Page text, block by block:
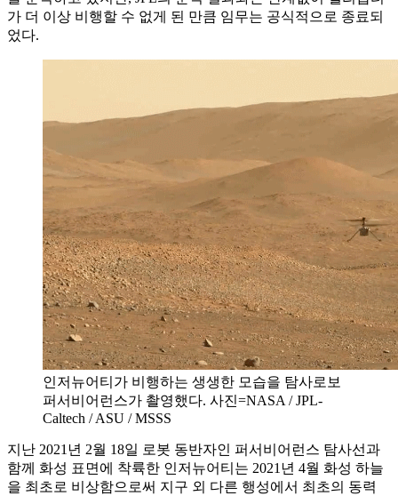
가 더 이상 비행할 수 없게 된 만큼 임무는 공식적으로 종료되
었다.
인저뉴어티가 비행하는 생생한 모습을 탐사로보
퍼서비어런스가 촬영했다. 사진=NASA / JPL-
Caltech / ASU / MSSS
지난 2021년 2월 18일 로봇 동반자인 퍼서비어런스 탐사선과
함께 화성 표면에 착륙한 인저뉴어티는 2021년 4월 화성 하늘
을 최초로 비상함으로써 지구 외 다른 행성에서 최초의 동력